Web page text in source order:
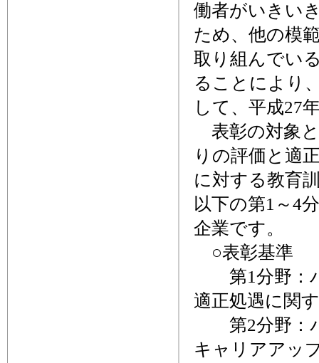
働者がいきい
ため、他の模
取り組んでい
ることにより
して、平成27
表彰の対象
りの評価と適
に対する教育
以下の第1～4
企業です。
○表彰基準
第1分野：パ
適正処遇に関
第2分野：パ
キャリアアッ